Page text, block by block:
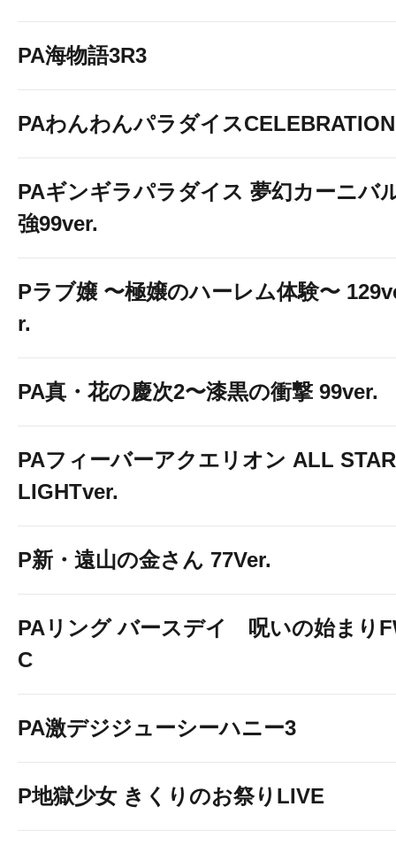
PA海物語3R3
PAわんわんパラダイスCELEBRATION
PAギンギラパラダイス 夢幻カーニバ
強99ver.
Pラブ嬢 〜極嬢のハーレム体験〜
r.
PA真・花の慶次2〜漆黒の衝撃 99ver.
PAフィーバーアクエリオン ALL
LIGHTver.
P新・遠山の金さん 77Ver.
PAリング バースデイ 呪いの始まり
C
PA激デジジューシーハニー3
P地獄少女 きくりのお祭りLIVE